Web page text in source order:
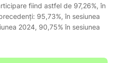
fiind astfel de 97,26%, în
95,73%, în sesiunea
2024, 90,75% în sesiunea